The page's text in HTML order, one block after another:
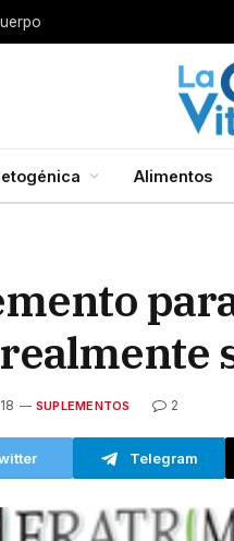
Alimentos
SUPLEMENTOS 2
Telegram